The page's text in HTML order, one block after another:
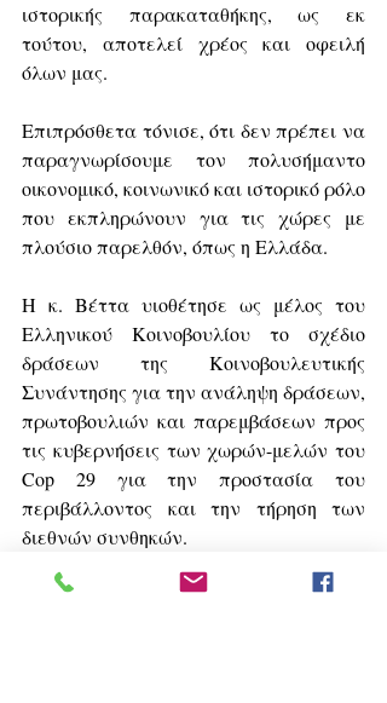
ιστορικής παρακαταθήκης, ως εκ
τούτου, αποτελεί χρέος και οφειλή
όλων μας.
Επιπρόσθετα τόνισε, ότι δεν πρέπει να
παραγνωρίσουμε τον πολυσήμαντο
οικονομικό, κοινωνικό και ιστορικό ρόλο
που εκπληρώνουν για τις χώρες με
πλούσιο παρελθόν, όπως η Ελλάδα.
Η κ. Βέττα υιοθέτησε ως μέλος του
Ελληνικού Κοινοβουλίου το σχέδιο
δράσεων της Κοινοβουλευτικής
Συνάντησης για την ανάληψη δράσεων,
πρωτοβουλιών και παρεμβάσεων προς
τις κυβερνήσεις των χωρών-μελών του
Cop 29 για την προστασία του
περιβάλλοντος και την τήρηση των
διεθνών συνθηκών.